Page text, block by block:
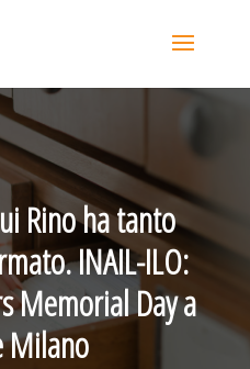
Rino ha tanto
INAIL-ILO:
Memorial Day a
Milano